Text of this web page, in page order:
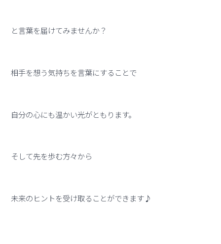
と言葉を届けてみませんか？
相手を想う気持ちを言葉にすることで
自分の心にも温かい光がともります。
そして先を歩む方々から
未来のヒントを受け取ることができます♪